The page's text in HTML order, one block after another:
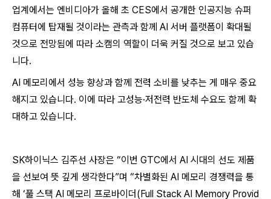
업계에서는 엔비디아가 올해 초 CES에서 공개한 인공지능 슈퍼
컴퓨터에 탑재될 것이라는 관측과 함께 AI 서버 플랫폼이 확대될
것으로 전망됨에 따라 소캠의 역할이 더욱 커질 것으로 보고 있습
니다.
AI 메모리에서 성능 향상과 함께 전력 소비를 낮추는 게 매우 중요
해지고 있습니다. 이에 따라 고성능·저전력 반도체 수요도 함께 확
대하고 있습니다.
SK하이닉스 김주선 사장은 “이번 GTC에서 AI 시대의 선도 제품
을 선보여 뜻 깊게 생각한다”며 “차별화된 AI 메모리 경쟁력을 통
해 ‘풀 스택 AI 메모리 프로바이더(Full Stack AI Memory Provid